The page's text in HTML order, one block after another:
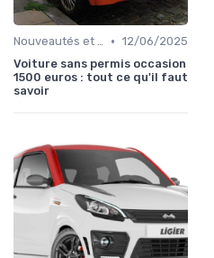
Nouveautés et Tendances • 12/06/2025
Voiture sans permis occasion
1500 euros : tout ce qu'il faut
savoir